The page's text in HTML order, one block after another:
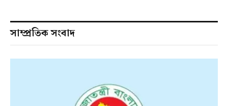
সাম্প্রতিক সংবাদ